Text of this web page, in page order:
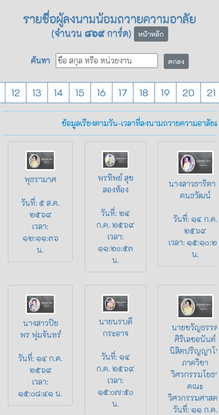
รายชื่อผู้ลงนามน้อมถวายความอาลัย
(จำนวน ๘๖๙การ์ด) หน้าหลัก
ค้นหา ตกลง
12 13 14 15 16 17 18 19 20 21
ข้อมูลเรียงตามวัน-เวลาที่ลงนามถวายความอาลัย
พุธรามาศ
วันที่: ๕ ส.ค.
๒๕๖๙
เวลา:
๑๒:๑๑:๓๖
น.
พรทิพย์ สุข
สองห้อง
วันที่: ๒๔
ก.ค. ๒๕๖๙
เวลา:
๑๑:๒o:๕๓
น.
นางสาวธาริตา
คนธวัฒน์
วันที่: ๑๔ ก.ค.
๒๕๖๙
เวลา: ๑๕:๑o:๒
น.
นางสาวปิย
พร พุ่มจันทร์
วันที่: ๑๔ ก.ค.
๒๕๖๙
เวลา:
๑๕:o๘:๔๑ น.
นายนรบดี
กระอาจ
วันที่: ๑๔
ก.ค. ๒๕๖๙
เวลา:
๑๕:o๗:๕o
น.
นายขวัญธรรศ
ศิริเลขอนันต์
นิสิตปริญญาโ
ภาควิชา
วิศวกรรมโยธา
คณะ
วิศวกรรมศาส
วันที่: ๑๑ ก.ค.